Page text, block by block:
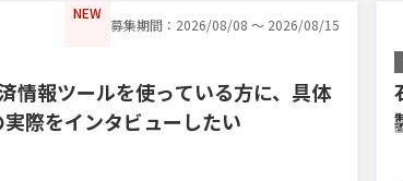
NEW
募集期間：2026/08/08 〜 2026/08/15
情報ツールを使っている方に、具体
際をインタビューしたい